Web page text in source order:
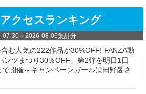
クセスランキング
07-30～2026-08-06集計分
む人気の222作品が30%OFF! FANZA動
ンツまつり30％OFF」第2弾を明日1日
開催～キャンペーンガールは田野憂さ